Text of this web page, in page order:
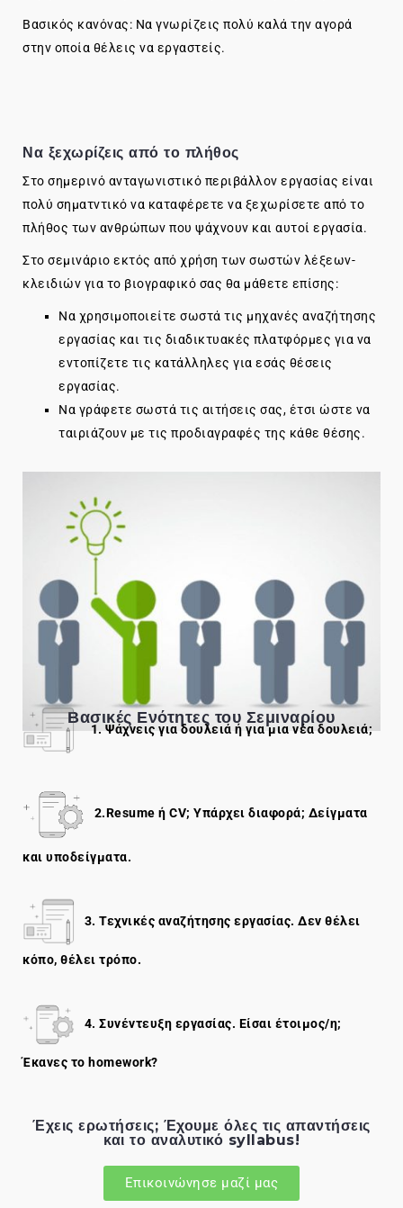
Βασικός κανόνας: Να γνωρίζεις πολύ καλά την αγορά
στην οποία θέλεις να εργαστείς.
Να ξεχωρίζεις από το πλήθος
Στο σημερινό ανταγωνιστικό περιβάλλον εργασίας είναι
πολύ σηματντικό να καταφέρετε να ξεχωρίσετε από το
πλήθος των ανθρώπων που ψάχνουν και αυτοί εργασία.
Στο σεμινάριο εκτός από χρήση των σωστών λέξεων-
κλειδιών για το βιογραφικό σας θα μάθετε επίσης:
Να χρησιμοποιείτε σωστά τις μηχανές αναζήτησης
εργασίας και τις διαδικτυακές πλατφόρμες για να
εντοπίζετε τις κατάλληλες για εσάς θέσεις
εργασίας.
Να γράφετε σωστά τις αιτήσεις σας, έτσι ώστε να
ταιριάζουν με τις προδιαγραφές της κάθε θέσης.
Βασικές Ενότητες του Σεμιναρίου
1. Ψάχνεις για δουλειά ή για μια νέα δουλειά;
2.Resume ή CV; Υπάρχει διαφορά; Δείγματα
και υποδείγματα.
3. Τεχνικές αναζήτησης εργασίας. Δεν θέλει
κόπο, θέλει τρόπο.
4. Συνέντευξη εργασίας. Είσαι έτοιμος/η;
Έκανες το homework?
Έχεις ερωτήσεις; Έχουμε όλες τις απαντήσεις
και το αναλυτικό syllabus!
Επικοινώνησε μαζί μας